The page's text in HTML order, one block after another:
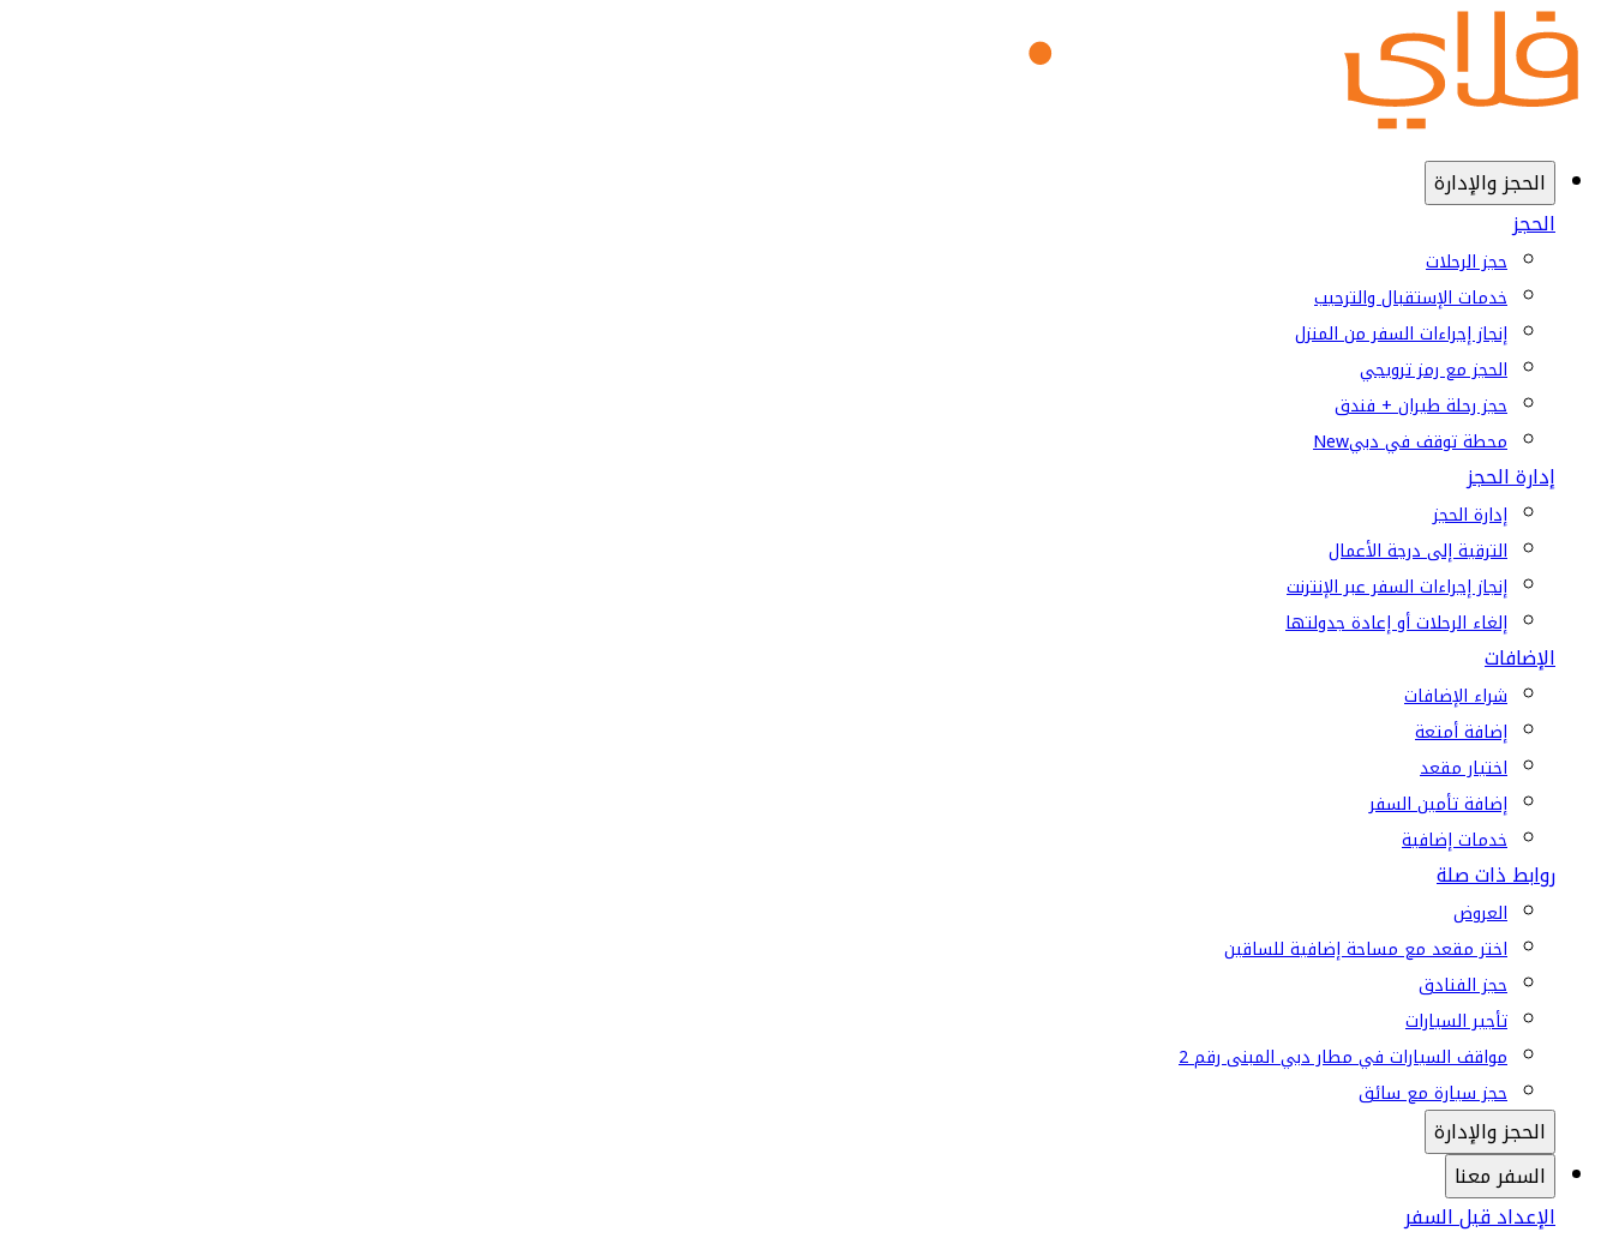
الحجز والإدارة
الحجز
حجز الرحلات
خدمات الإستقبال والترحيب
إنجاز إجراءات السفر من المنزل
الحجز مع رمز ترويجي
حجز رحلة طيران + فندق
محطة توقف في دبيNew
إدارة الحجز
إدارة الحجز
الترقية إلى درجة الأعمال
إنجاز إجراءات السفر عبر الإنترنت
إلغاء الرحلات أو إعادة جدولتها
الإضافات
شراء الإضافات
إضافة أمتعة
اختيار مقعد
إضافة تأمين السفر
خدمات إضافية
روابط ذات صلة
العروض
اختر مقعد مع مساحة إضافية للساقين
حجز الفنادق
تأجير السيارات
مواقف السيارات في مطار دبي المبنى رقم 2
حجز سيارة مع سائق
الحجز والإدارة
السفر معنا
الإعداد قبل السفر